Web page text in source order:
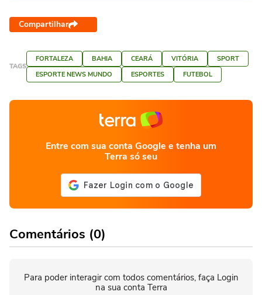
Compartilhar
TAGS
FORTALEZA BAHIA CEARÁ VITÓRIA
SPORT
ESPORTE NEWS MUNDO
ESPORTES FUTEBOL
Entre com sua conta Google e tenha um
Terra só seu
Comentários (0)
Para poder interagir com todos comentários, faça Login
na sua conta Terra